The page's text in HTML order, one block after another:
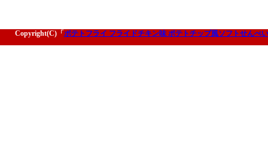
Copyright(C)「 ポテトフライ フライドチキン味 ポテトチップ風ソフトせんべ